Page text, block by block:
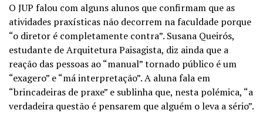
O JUP falou com alguns alunos que confirmam que as
atividades praxísticas não decorrem na faculdade porque
“o diretor é completamente contra”. Susana Queirós,
estudante de Arquitetura Paisagista, diz ainda que a
reação das pessoas ao “manual” tornado público é um
“exagero” e “má interpretação”. A aluna fala em
“brincadeiras de praxe” e sublinha que, nesta polémica, “a
verdadeira questão é pensarem que alguém o leva a sério”.